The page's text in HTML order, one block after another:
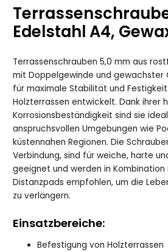
Edelstahl A4,
Terrassenschrauben 5,0 mm aus
mit Doppelgewinde und gewachster
für maximale Stabilität und
Holzterrassen entwickelt. Dank ihrer
Korrosionsbeständigkeit sind sie
anspruchsvollen Umgebungen wie
küstennahen Regionen. Die
Verbindung, sind für weiche, harte
geeignet und werden in Kombination
Distanzpads empfohlen, um die
zu verlängern.
Einsatzbereiche:
Befestigung von Holzterrassen